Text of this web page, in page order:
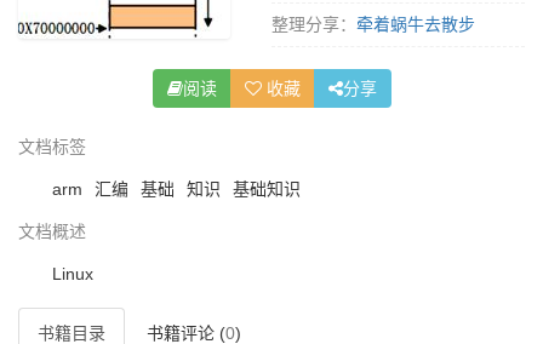
整理分享： 牵着蜗牛去散步
阅读 收藏 分享
文档标签
arm 汇编 基础 知识 基础知识
文档概述
Linux
书籍目录 书籍评论 (0)